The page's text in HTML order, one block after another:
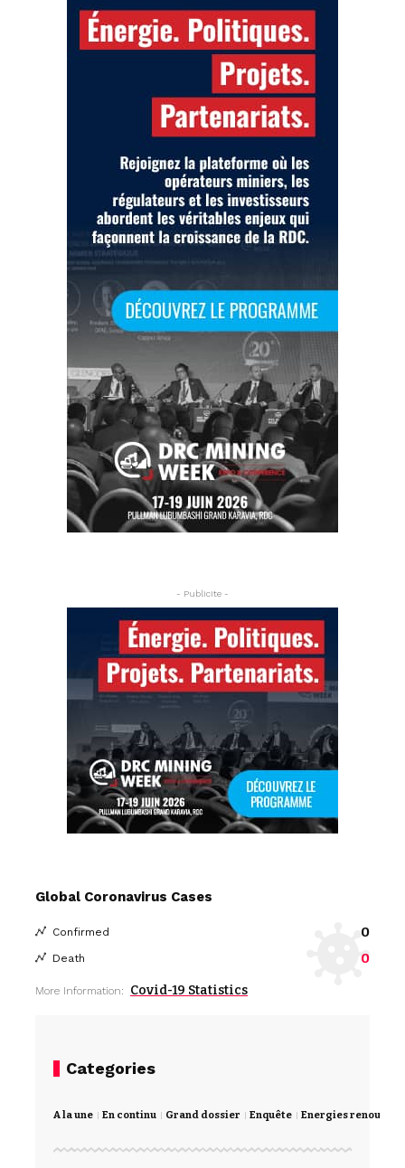
- Publicite -
Global Coronavirus Cases
Confirmed 0
Death 0
More Information: Covid-19 Statistics
Categories
A la une En continu Grand dossier Enquête Energies